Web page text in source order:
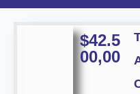
$42.5
00,00